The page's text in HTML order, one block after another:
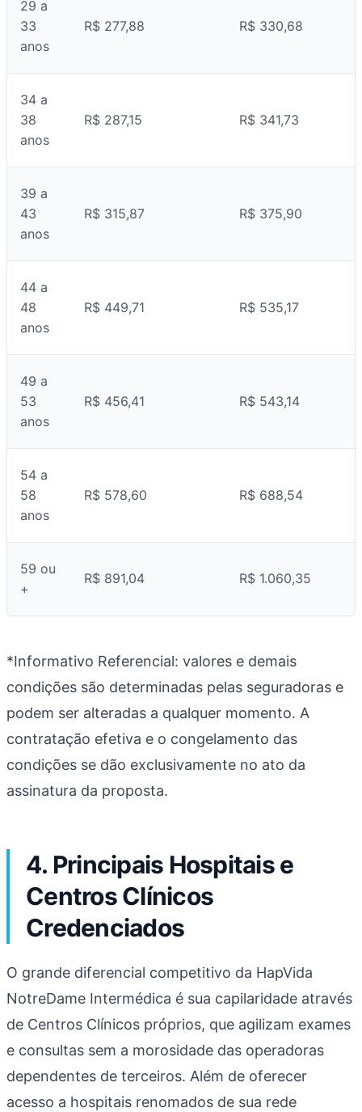
29 a
33
anos
R$ 277,88 R$ 330,68
34 a
38
anos
R$ 287,15 R$ 341,73
39 a
43
anos
R$ 315,87 R$ 375,90
44 a
48
anos
R$ 449,71 R$ 535,17
49 a
53
anos
R$ 456,41 R$ 543,14
54 a
58
anos
R$ 578,60 R$ 688,54
59 ou
+
R$ 891,04 R$ 1.060,35
*Informativo Referencial: valores e demais
condições são determinadas pelas seguradoras e
podem ser alteradas a qualquer momento. A
contratação efetiva e o congelamento das
condições se dão exclusivamente no ato da
assinatura da proposta.
4. Principais Hospitais e
Centros Clínicos
Credenciados
O grande diferencial competitivo da HapVida
NotreDame Intermédica é sua capilaridade através
de Centros Clínicos próprios, que agilizam exames
e consultas sem a morosidade das operadoras
dependentes de terceiros. Além de oferecer
acesso a hospitais renomados de sua rede